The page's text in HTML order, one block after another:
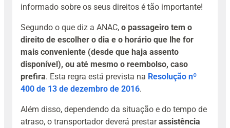
informado sobre os seus direitos é tão importante!
Segundo o que diz a ANAC, o passageiro tem o
direito de escolher o dia e o horário que lhe for
mais conveniente (desde que haja assento
disponível), ou até mesmo o reembolso, caso
prefira. Esta regra está prevista na Resolução nº
400 de 13 de dezembro de 2016.
Além disso, dependendo da situação e do tempo de
atraso, o transportador deverá prestarassistência